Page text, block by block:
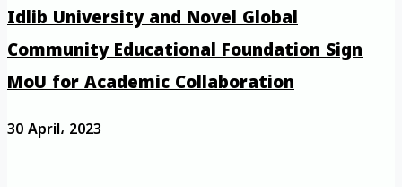
Idlib University and Novel Global
Community Educational Foundation Sign
MoU for Academic Collaboration
30 April، 2023